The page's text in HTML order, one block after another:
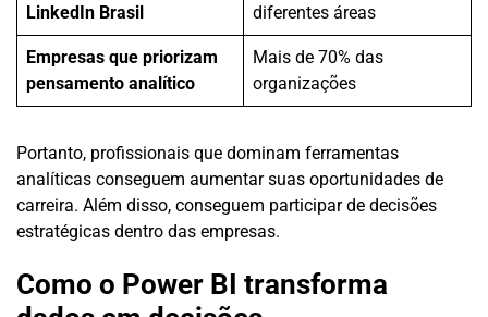
LinkedIn Brasil
diferentes áreas
Empresas que priorizam
pensamento analítico
Mais de 70% das
organizações
Portanto, profissionais que dominam ferramentas
analíticas conseguem aumentar suas oportunidades de
carreira. Além disso, conseguem participar de decisões
estratégicas dentro das empresas.
Como o Power BI transforma